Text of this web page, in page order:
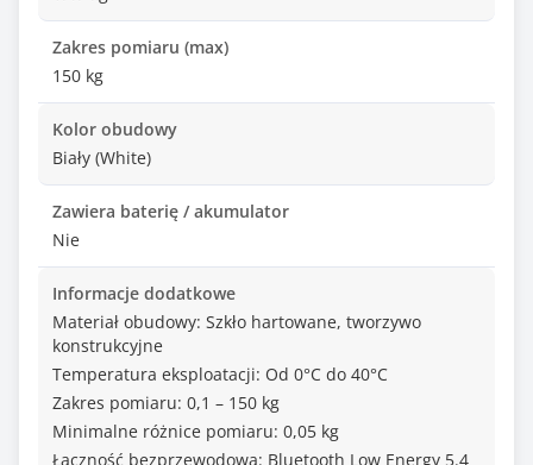
Zakres pomiaru (max)
150 kg
Kolor obudowy
Biały (White)
Zawiera baterię / akumulator
Nie
Informacje dodatkowe
Materiał obudowy: Szkło hartowane, tworzywo
konstrukcyjne
Temperatura eksploatacji: Od 0°C do 40°C
Zakres pomiaru: 0,1 – 150 kg
Minimalne różnice pomiaru: 0,05 kg
Łączność bezprzewodowa: Bluetooth Low Energy 5.4